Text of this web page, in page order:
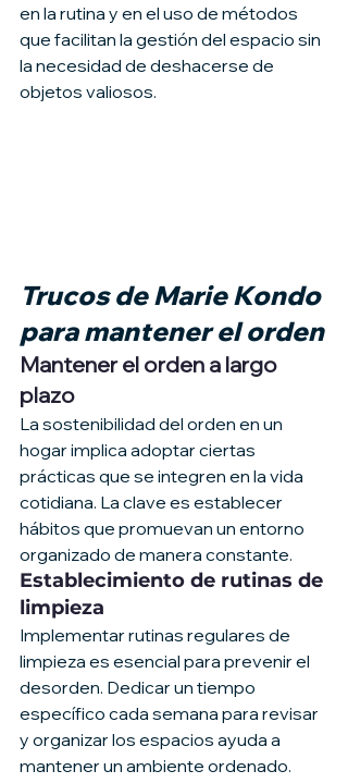
en la rutina y en el uso de métodos
que facilitan la gestión del espacio sin
la necesidad de deshacerse de
objetos valiosos.
Trucos de Marie Kondo
para mantener el orden
Mantener el orden a largo
plazo
La sostenibilidad del orden en un
hogar implica adoptar ciertas
prácticas que se integren en la vida
cotidiana. La clave es establecer
hábitos que promuevan un entorno
organizado de manera constante.
Establecimiento de rutinas de
limpieza
Implementar rutinas regulares de
limpieza es esencial para prevenir el
desorden. Dedicar un tiempo
específico cada semana para revisar
y organizar los espacios ayuda a
mantener un ambiente ordenado.